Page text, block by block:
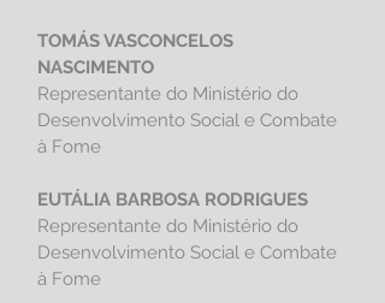
TOMÁS VASCONCELOS
NASCIMENTO
Representante do Ministério do
Desenvolvimento Social e Combate
à Fome
EUTÁLIA BARBOSA RODRIGUES
Representante do Ministério do
Desenvolvimento Social e Combate
à Fome